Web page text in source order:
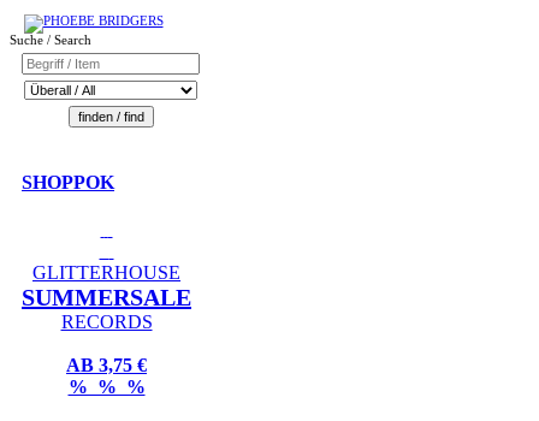
Suche / Search
SHOPPOK
GLITTERHOUSE
SUMMERSALE
RECORDS
AB 3,75 €
% % %